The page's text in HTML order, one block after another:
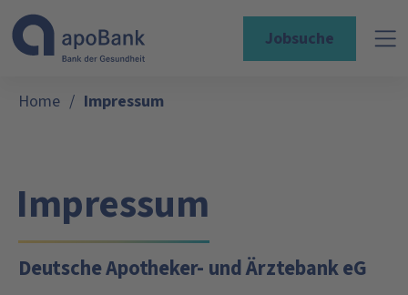
Jobsuche
Home / Impressum
Impressum
Deutsche Apotheker- und Ärztebank eG